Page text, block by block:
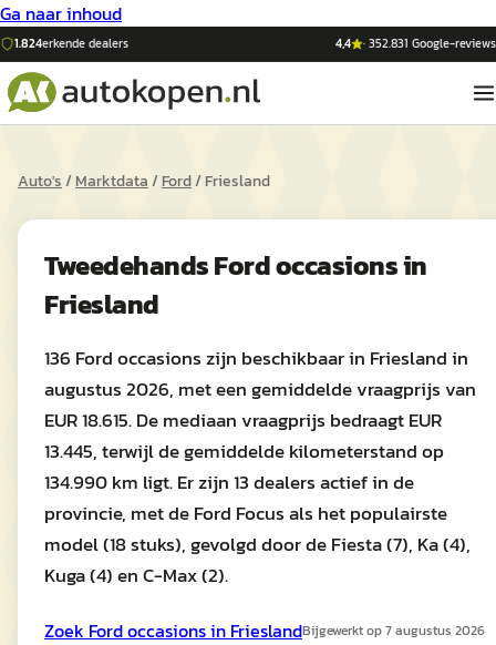
Ga naar inhoud
1.824erkende dealers 4,4 ·352.831 Google-reviews
Auto's/Marktdata/Ford/Friesland
TweedehandsFordoccasions in
Friesland
136 Ford occasions zijn beschikbaar in Friesland in
augustus 2026, met een gemiddelde vraagprijs van
EUR 18.615. De mediaan vraagprijs bedraagt EUR
13.445, terwijl de gemiddelde kilometerstand op
134.990 km ligt. Er zijn 13 dealers actief in de
provincie, met de Ford Focus als het populairste
model (18 stuks), gevolgd door de Fiesta (7), Ka (4),
Kuga (4) en C-Max (2).
Zoek Fordoccasions in FrieslandBijgewerkt op7 augustus 2026